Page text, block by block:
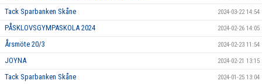
Tack Sparbanken Skåne 2024-03-22 14:54
PÅSKLOVSGYMPASKOLA 2024 2024-02-26 14:05
Årsmöte 20/3 2024-02-23 11:54
JOYNA 2024-02-21 13:15
Tack Sparbanken Skåne 2024-01-25 13:04